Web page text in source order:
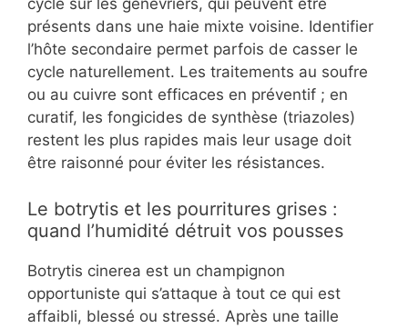
cycle sur les genévriers, qui peuvent être
présents dans une haie mixte voisine. Identifier
l’hôte secondaire permet parfois de casser le
cycle naturellement. Les traitements au soufre
ou au cuivre sont efficaces en préventif ; en
curatif, les fongicides de synthèse (triazoles)
restent les plus rapides mais leur usage doit
être raisonné pour éviter les résistances.
Le botrytis et les pourritures grises :
quand l’humidité détruit vos pousses
Botrytis cinerea est un champignon
opportuniste qui s’attaque à tout ce qui est
affaibli, blessé ou stressé. Après une taille